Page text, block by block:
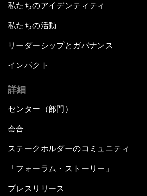
私たちのアイデンティティ
私たちの活動
リーダーシップとガバナンス
インパクト
詳細
センター（部門）
会合
ステークホルダーのコミュニティ
「フォーラム・ストーリー」
プレスリリース